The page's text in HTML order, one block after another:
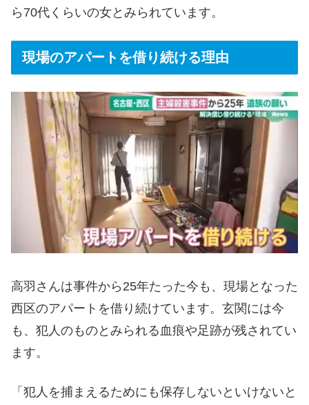
ら70代くらいの女とみられています。
現場のアパートを借り続ける理由
高羽さんは事件から25年たった今も、現場となった
西区のアパートを借り続けています。玄関には今
も、犯人のものとみられる血痕や足跡が残されてい
ます。
「犯人を捕まえるためにも保存しないといけないと